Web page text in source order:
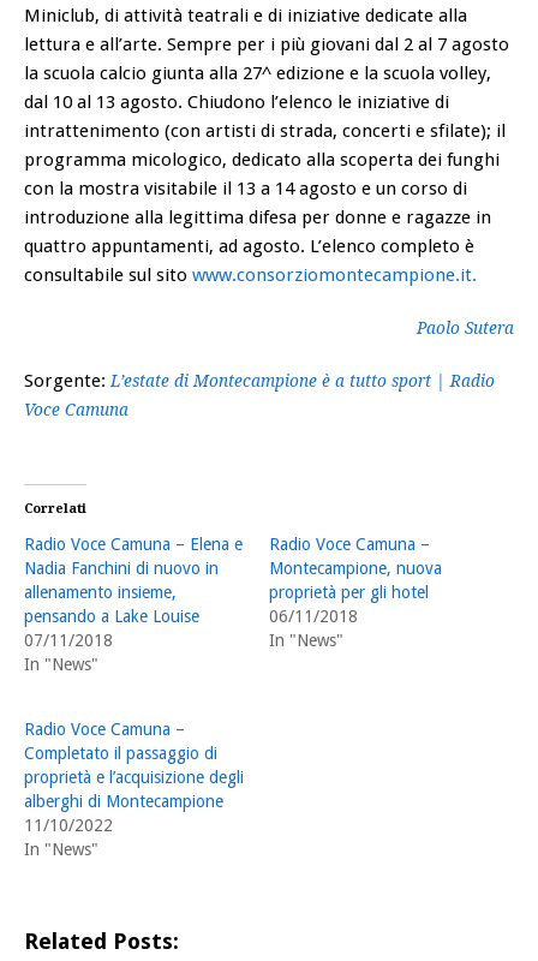
Miniclub, di attività teatrali e di iniziative dedicate alla
lettura e all’arte. Sempre per i più giovani dal 2 al 7 agosto
la scuola calcio giunta alla 27^ edizione e la scuola volley,
dal 10 al 13 agosto. Chiudono l’elenco le iniziative di
intrattenimento (con artisti di strada, concerti e sfilate); il
programma micologico, dedicato alla scoperta dei funghi
con la mostra visitabile il 13 a 14 agosto e un corso di
introduzione alla legittima difesa per donne e ragazze in
quattro appuntamenti, ad agosto. L’elenco completo è
consultabile sul sito www.consorziomontecampione.it.
Paolo Sutera
Sorgente:L’estate di Montecampione è a tutto sport | Radio
Voce Camuna
Correlati
Radio Voce Camuna – Elena e
Nadia Fanchini di nuovo in
allenamento insieme,
pensando a Lake Louise
07/11/2018
In "News"
Radio Voce Camuna –
Montecampione, nuova
proprietà per gli hotel
06/11/2018
In "News"
Radio Voce Camuna –
Completato il passaggio di
proprietà e l’acquisizione degli
alberghi di Montecampione
11/10/2022
In "News"
Related Posts: